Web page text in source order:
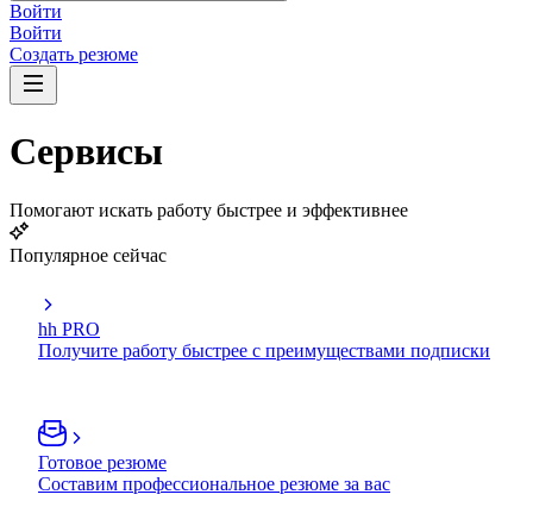
Войти
Войти
Создать резюме
Сервисы
Помогают искать работу быстрее и эффективнее
Популярное сейчас
hh PRO
Получите работу быстрее с преимуществами подписки
Готовое резюме
Составим профессиональное резюме за вас